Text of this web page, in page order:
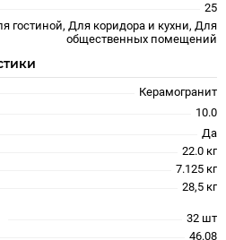
25
гостиной, Для коридора и кухни, Для
общественных помещений
Керамогранит
10.0
Да
22.0 кг
7.125 кг
28,5 кг
32 шт
46.08